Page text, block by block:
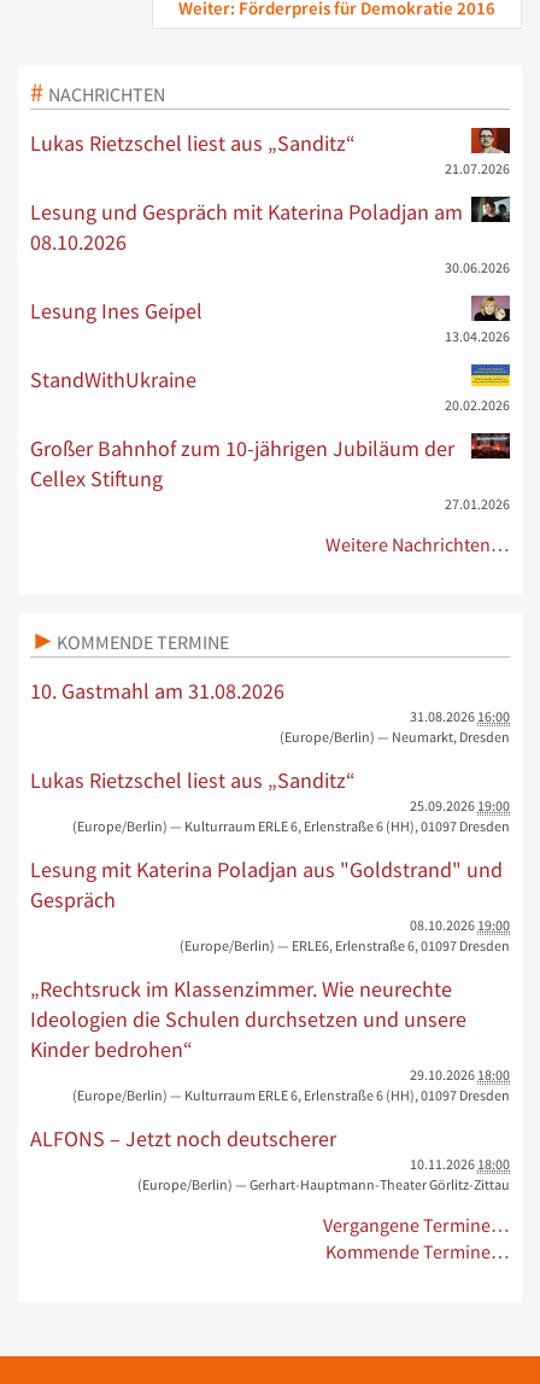
Weiter: Förderpreis für Demokratie 2016
NACHRICHTEN
Lukas Rietzschel liest aus „Sanditz“
21.07.2026
Lesung und Gespräch mit Katerina Poladjan am
08.10.2026
30.06.2026
Lesung Ines Geipel
13.04.2026
StandWithUkraine
20.02.2026
Großer Bahnhof zum 10-jährigen Jubiläum der
Cellex Stiftung
27.01.2026
Weitere Nachrichten…
KOMMENDE TERMINE
10. Gastmahl am 31.08.2026
31.08.2026 16:00
(Europe/Berlin) — Neumarkt, Dresden
Lukas Rietzschel liest aus „Sanditz“
25.09.2026 19:00
(Europe/Berlin) — Kulturraum ERLE 6, Erlenstraße 6 (HH), 01097 Dresden
Lesung mit Katerina Poladjan aus "Goldstrand" und
Gespräch
08.10.2026 19:00
(Europe/Berlin) — ERLE6, Erlenstraße 6, 01097 Dresden
„Rechtsruck im Klassenzimmer. Wie neurechte
Ideologien die Schulen durchsetzen und unsere
Kinder bedrohen“
29.10.2026 18:00
(Europe/Berlin) — Kulturraum ERLE 6, Erlenstraße 6 (HH), 01097 Dresden
ALFONS – Jetzt noch deutscherer
10.11.2026 18:00
(Europe/Berlin) — Gerhart-Hauptmann-Theater Görlitz-Zittau
Vergangene Termine…
Kommende Termine…